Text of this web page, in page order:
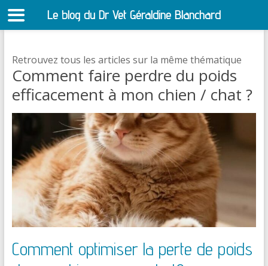
Retrouvez tous les articles sur la même thématique
Comment faire perdre du poids
efficacement à mon chien / chat ?
Comment optimiser la perte de poids
Le blog du Dr Vet Géraldine Blanchard